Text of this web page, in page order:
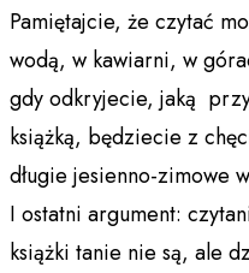
Pamiętajcie, że czytać
wodą, w kawiarni, w
gdy odkryjecie, jaką
książką, będziecie z
długie jesienno-zimowe
I ostatni argument:
książki tanie nie są, ale